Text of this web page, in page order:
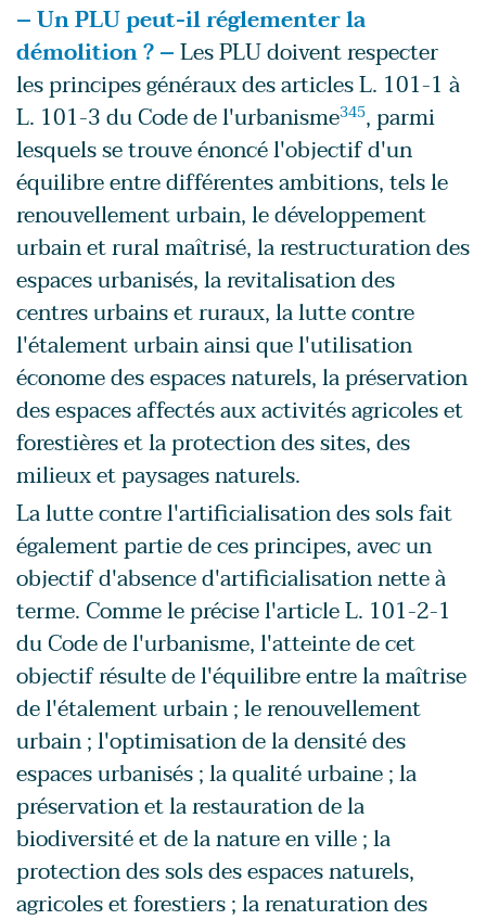
– Un PLU peut-il réglementer la
démolition ? –Les PLU doivent respecter
les principes généraux des articles L. 101-1 à
L. 101-3 du Code de l'urbanisme345, parmi
lesquels se trouve énoncé l'objectif d'un
équilibre entre différentes ambitions, tels le
renouvellement urbain, le développement
urbain et rural maîtrisé, la restructuration des
espaces urbanisés, la revitalisation des
centres urbains et ruraux, la lutte contre
l'étalement urbain ainsi que l'utilisation
économe des espaces naturels, la préservation
des espaces affectés aux activités agricoles et
forestières et la protection des sites, des
milieux et paysages naturels.
La lutte contre l'artificialisation des sols fait
également partie de ces principes, avec un
objectif d'absence d'artificialisation nette à
terme. Comme le précise l'article L. 101-2-1
du Code de l'urbanisme, l'atteinte de cet
objectif résulte de l'équilibre entre la maîtrise
de l'étalement urbain ; le renouvellement
urbain ; l'optimisation de la densité des
espaces urbanisés ; la qualité urbaine ; la
préservation et la restauration de la
biodiversité et de la nature en ville ; la
protection des sols des espaces naturels,
agricoles et forestiers ; la renaturation des